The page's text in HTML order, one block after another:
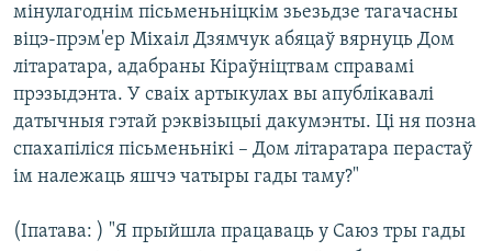
мінулагоднім пісьменьніцкім зьезьдзе тагачасны
віцэ-прэм'ер Міхаіл Дзямчук абяцаў вярнуць Дом
літаратара, адабраны Кіраўніцтвам справамі
прэзыдэнта. У сваіх артыкулах вы апублікавалі
датычныя гэтай рэквізыцыі дакумэнты. Ці ня позна
спахапіліся пісьменьнікі – Дом літаратара перастаў
ім належаць яшчэ чатыры гады таму?"
(Іпатава: ) "Я прыйшла працаваць у Саюз тры гады